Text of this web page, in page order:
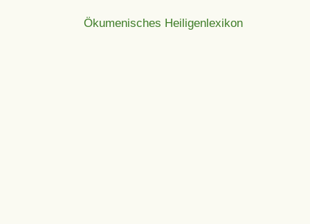
Ökumenisches Heiligenlexikon